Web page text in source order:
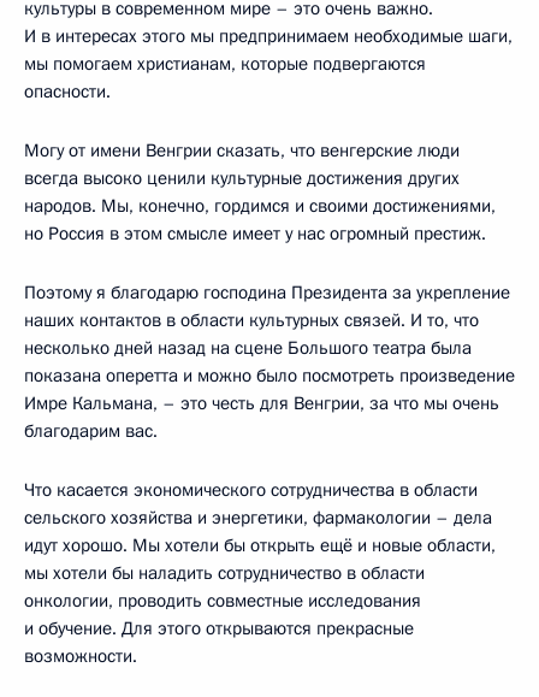
культуры в современном мире – это очень важно.
И в интересах этого мы предпринимаем необходимые шаги,
мы помогаем христианам, которые подвергаются
опасности.
Могу от имени Венгрии сказать, что венгерские люди
всегда высоко ценили культурные достижения других
народов. Мы, конечно, гордимся и своими достижениями,
но Россия в этом смысле имеет у нас огромный престиж.
Поэтому я благодарю господина Президента за укрепление
наших контактов в области культурных связей. И то, что
несколько дней назад на сцене Большого театра была
показана оперетта и можно было посмотреть произведение
Имре Кальмана, – это честь для Венгрии, за что мы очень
благодарим вас.
Что касается экономического сотрудничества в области
сельского хозяйства и энергетики, фармакологии – дела
идут хорошо. Мы хотели бы открыть ещё и новые области,
мы хотели бы наладить сотрудничество в области
онкологии, проводить совместные исследования
и обучение. Для этого открываются прекрасные
возможности.